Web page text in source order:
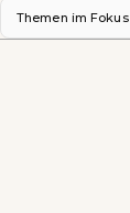
Themen im Fokus